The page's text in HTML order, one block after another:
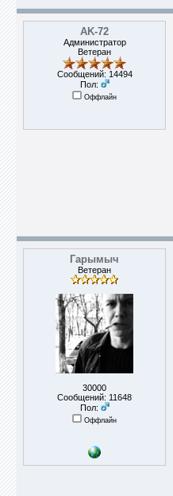
AK-72
Администратор
Ветеран
Сообщений: 14494
Пол:
Оффлайн
Гарымыч
Ветеран
30000
Сообщений: 11648
Пол:
Оффлайн